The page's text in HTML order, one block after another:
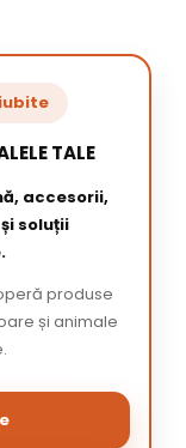
TALE
accesorii,
soluții
produse
și animale